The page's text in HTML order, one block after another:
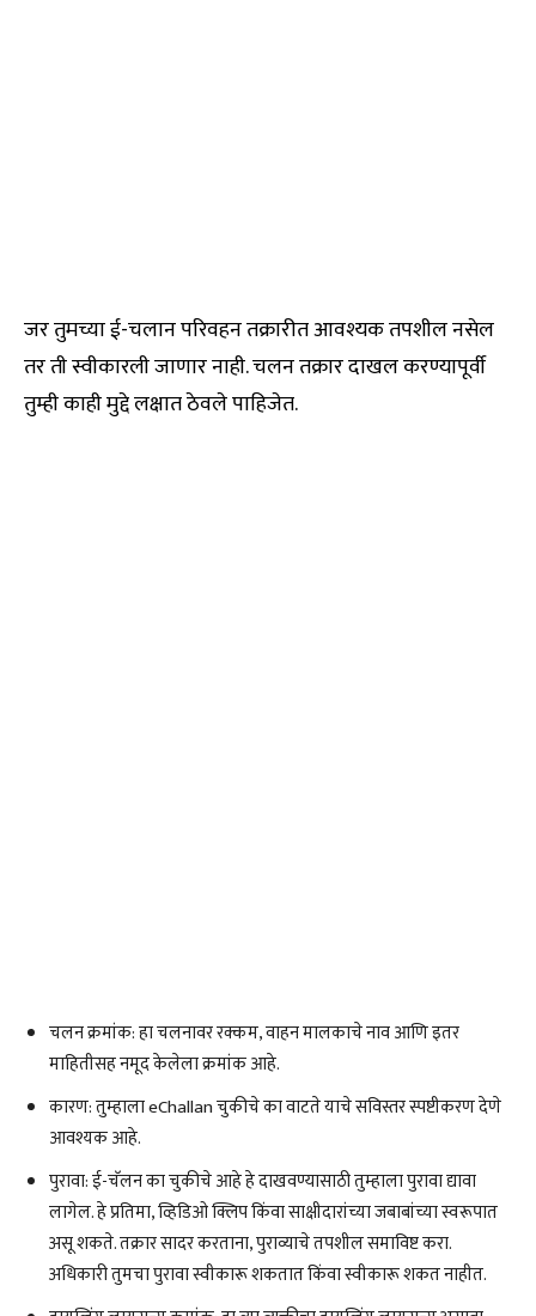
जर तुमच्या ई-चलान परिवहन तक्रारीत आवश्यक तपशील नसेल
तर ती स्वीकारली जाणार नाही. चलन तक्रार दाखल करण्यापूर्वी
तुम्ही काही मुद्दे लक्षात ठेवले पाहिजेत.
चलन क्रमांक: हा चलनावर रक्कम, वाहन मालकाचे नाव आणि इतर
माहितीसह नमूद केलेला क्रमांक आहे.
कारण: तुम्हाला eChallan चुकीचे का वाटते याचे सविस्तर स्पष्टीकरण देणे
आवश्यक आहे.
पुरावा: ई-चॅलन का चुकीचे आहे हे दाखवण्यासाठी तुम्हाला पुरावा द्यावा
लागेल. हे प्रतिमा, व्हिडिओ क्लिप किंवा साक्षीदारांच्या जबाबांच्या स्वरूपात
असू शकते. तक्रार सादर करताना, पुराव्याचे तपशील समाविष्ट करा.
अधिकारी तुमचा पुरावा स्वीकारू शकतात किंवा स्वीकारू शकत नाहीत.